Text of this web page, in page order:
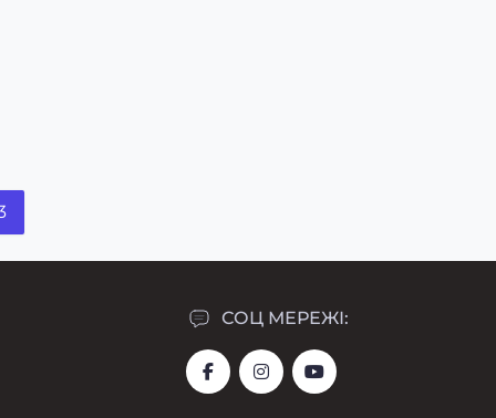
СОЦ МЕРЕЖІ: